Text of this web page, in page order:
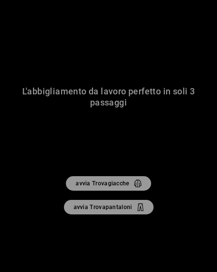
L'abbigliamento da lavoro perfetto in soli 3
passaggi
avvia Trovagiacche
avvia Trovapantaloni